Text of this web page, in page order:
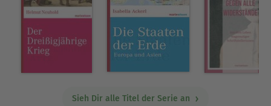
Sieh Dir alle Titel der Serie an